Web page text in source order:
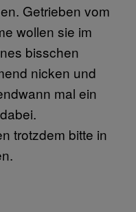
Getrieben vom
wollen sie im
bisschen
nicken und
mal ein
trotzdem bitte in